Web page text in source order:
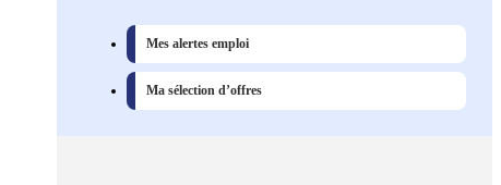
Mes alertes emploi
Ma sélection d’offres